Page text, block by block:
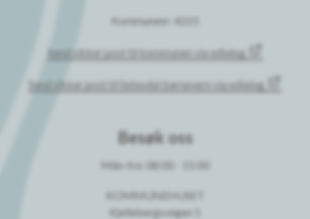
Kommunenr: 4221
Send sikker post til kommunen via edialog
Send sikker post til Setesdal barnevern via edialog
Besøk oss
Mån-fre: 08:00 - 15:00
KOMMUNEHUSET
Kjellebergsvegen 1